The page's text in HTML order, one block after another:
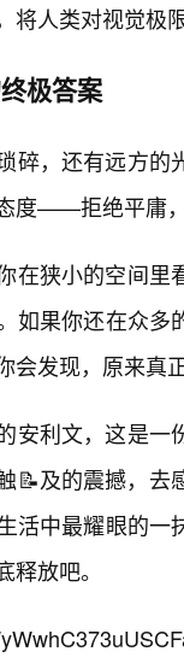
将人类对视觉极
极答案
碎，还有远方
度——拒绝平庸
在狭小的空间
如果你还在众
会发现，原来真
安利文，这是一
📝及的震撼，
活中最耀眼的
放吧。